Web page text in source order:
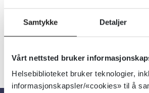
Samtykke Detaljer
Vårt nettsted bruker
Helsebiblioteket bruker teknologier,
informasjonskapsler/«cookies» til å
6Treff Dato